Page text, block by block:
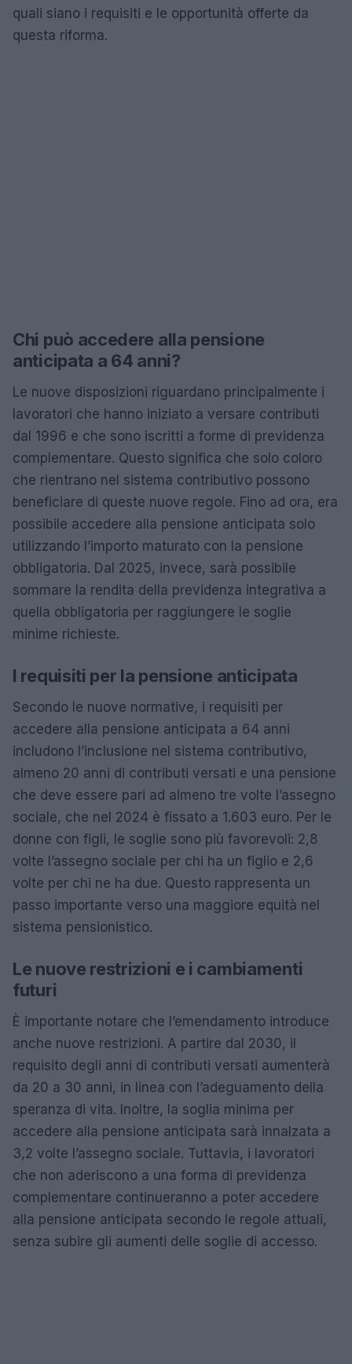
quali siano i requisiti e le opportunità offerte da
questa riforma.
Chi può accedere alla pensione
anticipata a 64 anni?
Le nuove disposizioni riguardano principalmente i
lavoratori che hanno iniziato a versare contributi
dal 1996 e che sono iscritti a forme di previdenza
complementare. Questo significa che solo coloro
che rientrano nel sistema contributivo possono
beneficiare di queste nuove regole. Fino ad ora, era
possibile accedere alla pensione anticipata solo
utilizzando l’importo maturato con la pensione
obbligatoria. Dal 2025, invece, sarà possibile
sommare la rendita della previdenza integrativa a
quella obbligatoria per raggiungere le soglie
minime richieste.
I requisiti per la pensione anticipata
Secondo le nuove normative, i requisiti per
accedere alla pensione anticipata a 64 anni
includono l’inclusione nel sistema contributivo,
almeno 20 anni di contributi versati e una pensione
che deve essere pari ad almeno tre volte l’assegno
sociale, che nel 2024 è fissato a 1.603 euro. Per le
donne con figli, le soglie sono più favorevoli: 2,8
volte l’assegno sociale per chi ha un figlio e 2,6
volte per chi ne ha due. Questo rappresenta un
passo importante verso una maggiore equità nel
sistema pensionistico.
Le nuove restrizioni e i cambiamenti
futuri
È importante notare che l’emendamento introduce
anche nuove restrizioni. A partire dal 2030, il
requisito degli anni di contributi versati aumenterà
da 20 a 30 anni, in linea con l’adeguamento della
speranza di vita. Inoltre, la soglia minima per
accedere alla pensione anticipata sarà innalzata a
3,2 volte l’assegno sociale. Tuttavia, i lavoratori
che non aderiscono a una forma di previdenza
complementare continueranno a poter accedere
alla pensione anticipata secondo le regole attuali,
senza subire gli aumenti delle soglie di accesso.